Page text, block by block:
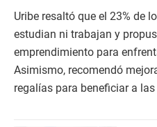
Uribe resaltó que el 23% de
estudian ni trabajan y
emprendimiento para
Asimismo, recomendó
regalías para beneficiar a